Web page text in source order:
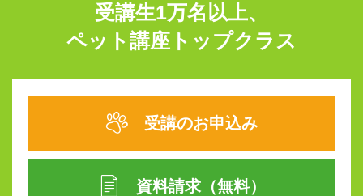
受講生1万名以上、
ペット講座トップクラス
受講のお申込み
資料請求（無料）